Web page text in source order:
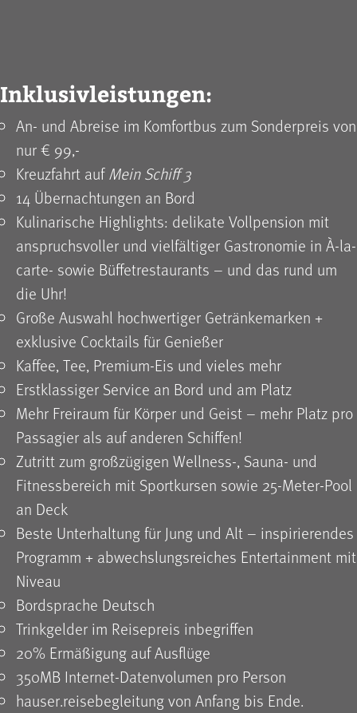
Inklusivleistungen:
An- und Abreise im Komfortbus zum Sonderpreis von
nur € 99,-
Kreuzfahrt aufMein Schiff 3
14 Übernachtungen an Bord
Kulinarische Highlights: delikate Vollpension mit
anspruchsvoller und vielfältiger Gastronomie in À-la-
carte- sowie Büffet­restaurants – und das rund um
die Uhr!
Große Auswahl hochwertiger Getränkemarken +
exklusive Cocktails für Genießer
Kaffee, Tee, Premium-Eis und vieles mehr
Erstklassiger Service an Bord und am Platz
Mehr Freiraum für Körper und Geist – mehr Platz pro
Passagier als auf anderen Schiffen!
Zutritt zum großzügigen Wellness-, Sauna- und
Fitnessbereich mit Sportkursen sowie 25-Meter-Pool
an Deck
Beste Unterhaltung für Jung und Alt – inspirierendes
Programm + abwechslungsreiches Entertainment mit
Niveau
Bordsprache Deutsch
Trinkgelder im Reisepreis inbegriffen
20% Ermäßigung auf Ausflüge
350MB Internet-Datenvolumen pro Person
hauser.reisebegleitung von Anfang bis Ende.